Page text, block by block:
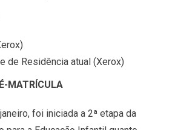
de Residência atual (Xerox)
MATRÍCULA
foi iniciada a 2ª etapa da